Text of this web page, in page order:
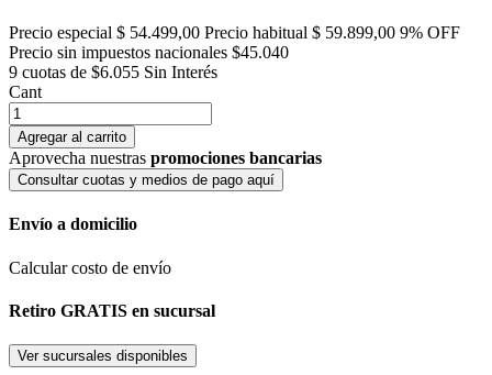
Precio especial $ 54.499,00 Precio habitual $ 59.899,00 9% OFF
Precio sin impuestos nacionales $45.040
9 cuotas de $6.055 Sin Interés
Cant
Agregar al carrito
Aprovecha nuestras promociones bancarias
Consultar cuotas y medios de pago aquí
Envío a domicilio
Calcular costo de envío
Retiro GRATIS en sucursal
Ver sucursales disponibles